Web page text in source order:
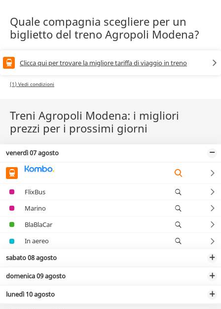
Quale compagnia scegliere per un
biglietto del treno Agropoli Modena?
Clicca qui per trovare la migliore tariffa di viaggio in treno
(1) Vedi condizioni
Treni Agropoli Modena: i migliori
prezzi per i prossimi giorni
venerdì 07 agosto
FlixBus
Marino
BlaBlaCar
In aereo
sabato 08 agosto
domenica 09 agosto
lunedì 10 agosto